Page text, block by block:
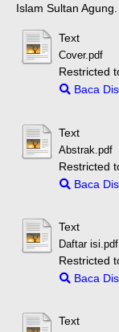
Islam Sultan Agung.
Text
Cover.pdf
Restricted
Baca
Text
Abstrak.pdf
Restricted
Baca
Text
Daftar isi.pdf
Restricted
Baca
Text